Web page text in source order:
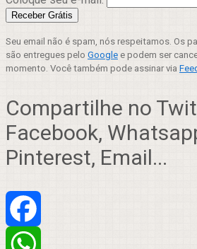
Seu email não é spam, nós respeitamos. Os
são entregues pelo Google e podem ser
momento. Você também pode assinar via
Compartilhe no
Facebook,
Pinterest, Email...
Facebook